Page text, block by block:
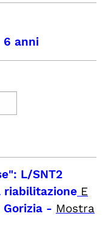
6 anni
L/SNT2
riabilitazione E
Gorizia - Mostra